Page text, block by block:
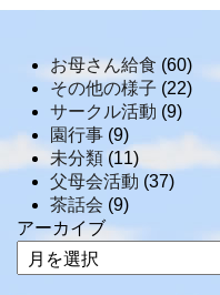
お母さん給食 (60)
その他の様子 (22)
サークル活動 (9)
園行事 (9)
未分類 (11)
父母会活動 (37)
茶話会 (9)
アーカイブ